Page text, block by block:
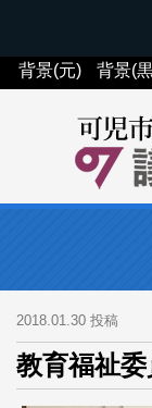
背景(元) 背景(
2018.01.30 投稿
教育福祉